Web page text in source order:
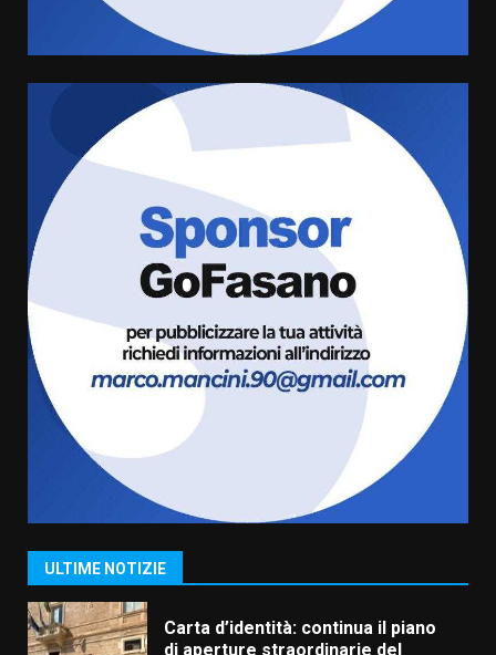
ULTIME NOTIZIE
assoluta de “L’Albergo
Belvedere. Il rapimento”
6 Agosto 2026 06:15
Serie D, l’Us Fasano è escluso
dal campionato
5 Agosto 2026 17:30
Truffatori in azione nelle
frazioni fasanesi
5 Agosto 2026 11:03
1
Fasanese ferito a colpi di arma
da fuoco
6 Agosto 2026 18:13
Carta d’identità: continua il piano
di aperture straordinarie del